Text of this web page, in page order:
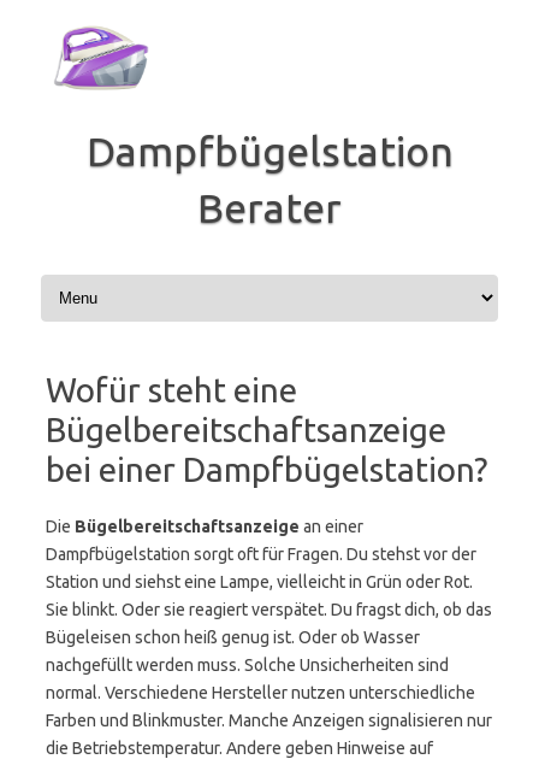
springen
Dampfbügelstation
Berater
Wofür steht eine
Bügelbereitschaftsanzeige
bei einer Dampfbügelstation?
Die Bügelbereitschaftsanzeige an einer
Dampfbügelstation sorgt oft für Fragen. Du stehst vor der
Station und siehst eine Lampe, vielleicht in Grün oder Rot.
Sie blinkt. Oder sie reagiert verspätet. Du fragst dich, ob das
Bügeleisen schon heiß genug ist. Oder ob Wasser
nachgefüllt werden muss. Solche Unsicherheiten sind
normal. Verschiedene Hersteller nutzen unterschiedliche
Farben und Blinkmuster. Manche Anzeigen signalisieren nur
die Betriebstemperatur. Andere geben Hinweise auf